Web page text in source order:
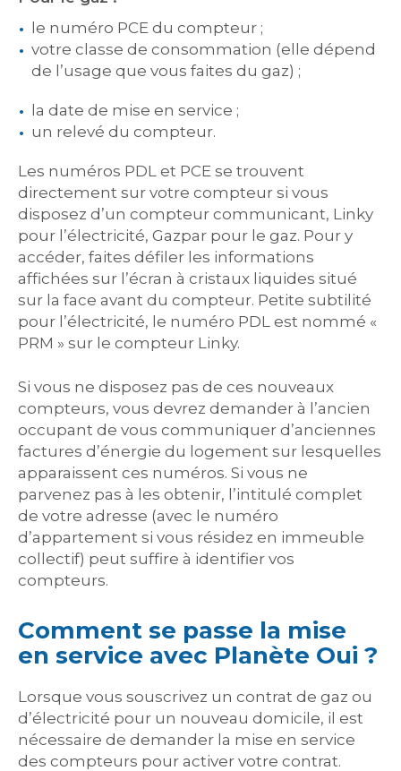
le numéro PCE du compteur ;
votre classe de consommation (elle dépend
de l’usage que vous faites du gaz) ;
la date de mise en service ;
un relevé du compteur.
Les numéros PDL et PCE se trouvent
directement sur votre compteur si vous
disposez d’un compteur communicant, Linky
pour l’électricité, Gazpar pour le gaz. Pour y
accéder, faites défiler les informations
affichées sur l’écran à cristaux liquides situé
sur la face avant du compteur. Petite subtilité
pour l’électricité, le numéro PDL est nommé «
PRM » sur le compteur Linky.
Si vous ne disposez pas de ces nouveaux
compteurs, vous devrez demander à l’ancien
occupant de vous communiquer d’anciennes
factures d’énergie du logement sur lesquelles
apparaissent ces numéros. Si vous ne
parvenez pas à les obtenir, l’intitulé complet
de votre adresse (avec le numéro
d’appartement si vous résidez en immeuble
collectif) peut suffire à identifier vos
compteurs.
Comment se passe la mise
en service avec Planète Oui ?
Lorsque vous souscrivez un contrat de gaz ou
d’électricité pour un nouveau domicile, il est
nécessaire de demander la mise en service
des compteurs pour activer votre contrat.